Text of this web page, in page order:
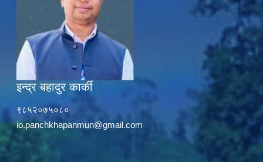
इन्द्र बहादुर कार्की
९८५२०७५०८०
io.panchkhapanmun@gmail.com